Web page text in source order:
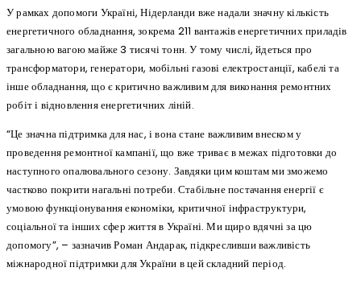
У рамках допомоги Україні, Нідерланди вже надали значну кількість
енергетичного обладнання, зокрема 211 вантажів енергетичних приладів
загальною вагою майже 3 тисячі тонн. У тому числі, йдеться про
трансформатори, генератори, мобільні газові електростанції, кабелі та
інше обладнання, що є критично важливим для виконання ремонтних
робіт і відновлення енергетичних ліній.
“Це значна підтримка для нас, і вона стане важливим внеском у
проведення ремонтної кампанії, що вже триває в межах підготовки до
наступного опалювального сезону. Завдяки цим коштам ми зможемо
частково покрити нагальні потреби. Стабільне постачання енергії є
умовою функціонування економіки, критичної інфраструктури,
соціальної та інших сфер життя в Україні. Ми щиро вдячні за цю
допомогу”, – зазначив Роман Андарак, підкресливши важливість
міжнародної підтримки для України в цей складний період.